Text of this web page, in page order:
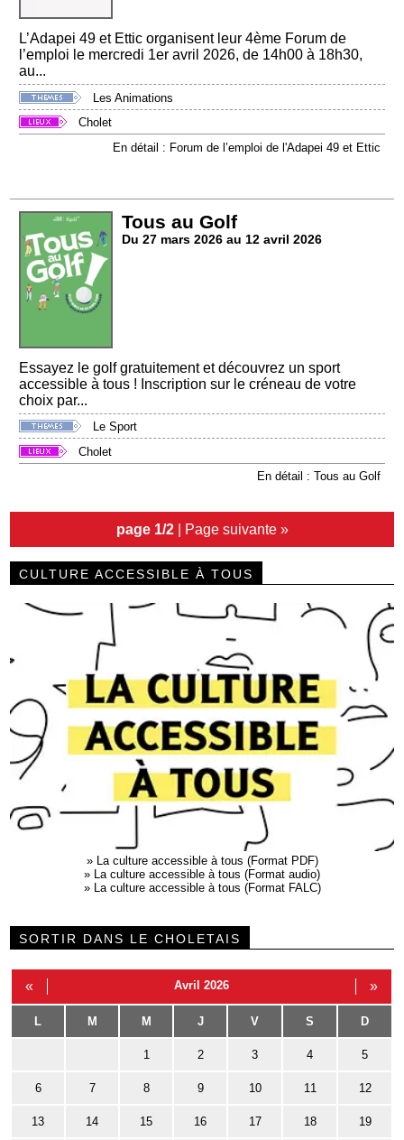
L’Adapei 49 et Ettic organisent leur 4ème Forum de
l’emploi le mercredi 1er avril 2026, de 14h00 à 18h30,
au...
Les Animations
Cholet
En détail : Forum de l’emploi de l'Adapei 49 et Ettic
Tous au Golf
Du 27 mars 2026 au 12 avril 2026
Essayez le golf gratuitement et découvrez un sport
accessible à tous ! Inscription sur le créneau de votre
choix par...
Le Sport
Cholet
En détail : Tous au Golf
page 1/2 | Page suivante »
CULTURE ACCESSIBLE À TOUS
» La culture accessible à tous (Format PDF)
» La culture accessible à tous (Format audio)
» La culture accessible à tous (Format FALC)
SORTIR DANS LE CHOLETAIS
« Avril 2026 »
L M M J V S D
1 2 3 4 5
6 7 8 9 10 11 12
13 14 15 16 17 18 19